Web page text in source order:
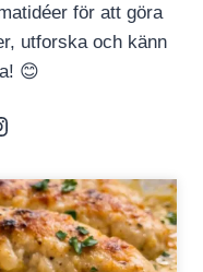
för att göra
utforska och känn
😊